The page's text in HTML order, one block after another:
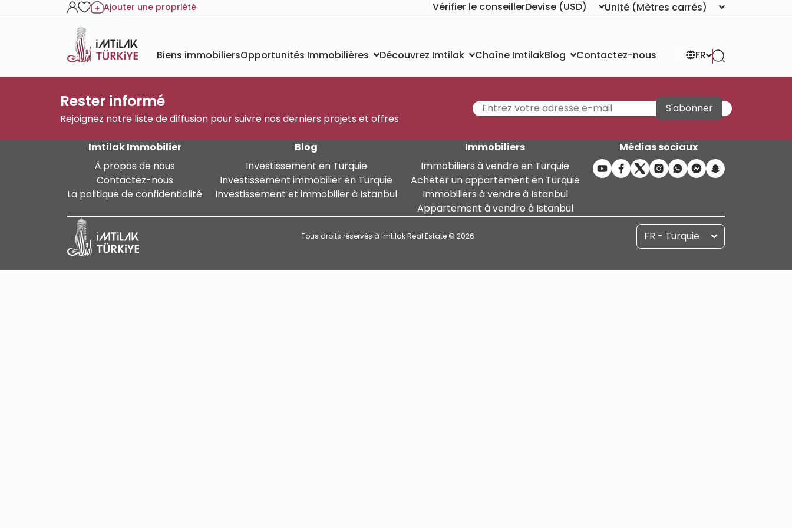
Ajouter une propriété Vérifier le conseillerDevise (USD) Unité (Mètres carrés)
Biens immobiliersOpportunités Immobilières Découvrez Imtilak Chaîne ImtilakBlog Contactez-nous FR
Rester informé
Rejoignez notre liste de diffusion pour suivre nos derniers projets et offres
S'abonner
Imtilak Immobilier
À propos de nous
Contactez-nous
La politique de confidentialité
Blog
Investissement en Turquie
Investissement immobilier en Turquie
Investissement et immobilier à Istanbul
Immobiliers
Immobiliers à vendre en Turquie
Acheter un appartement en Turquie
Immobiliers à vendre à Istanbul
Appartement à vendre à Istanbul
Médias sociaux
Tous droits réservés à Imtilak Real Estate © 2026 FR - Turquie